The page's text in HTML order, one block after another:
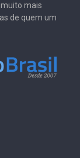
mais
de quem um